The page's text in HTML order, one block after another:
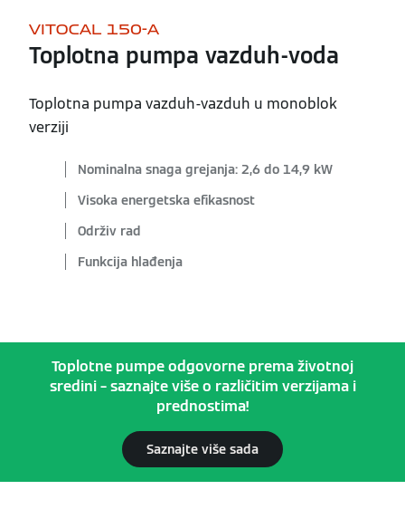
VITOCAL 150-A
Toplotna pumpa vazduh-voda
Toplotna pumpa vazduh-vazduh u monoblok
verziji
Nominalna snaga grejanja: 2,6 do 14,9 kW
Visoka energetska efikasnost
Održiv rad
Funkcija hlađenja
Toplotne pumpe odgovorne prema životnoj
sredini – saznajte više o različitim verzijama i
prednostima!
Saznajte više sada